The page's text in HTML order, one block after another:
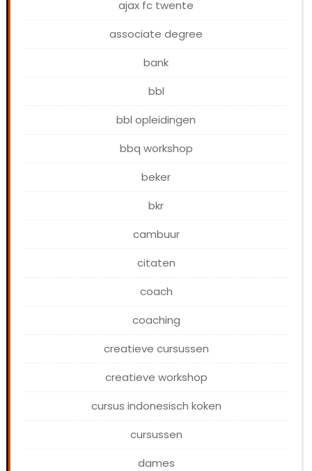
ajax fc twente
associate degree
bank
bbl
bbl opleidingen
bbq workshop
beker
bkr
cambuur
citaten
coach
coaching
creatieve cursussen
creatieve workshop
cursus indonesisch koken
cursussen
dames